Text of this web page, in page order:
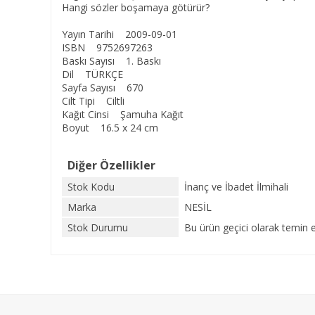
Hangi sözler boşamaya götürür?
Yayın Tarihi 2009-09-01
ISBN 9752697263
Baskı Sayısı 1. Baskı
Dil TÜRKÇE
Sayfa Sayısı 670
Cilt Tipi Ciltli
Kağıt Cinsi Şamuha Kağıt
Boyut 16.5 x 24 cm
Diğer Özellikler
Stok Kodu
İnanç ve İbadet İlmihali
Marka
NESİL
Stok Durumu
Bu ürün geçici olarak temin